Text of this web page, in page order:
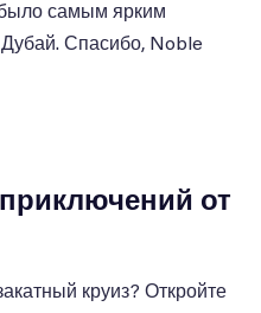
самым ярким
Спасибо, Noble
от
круиз? Откройте